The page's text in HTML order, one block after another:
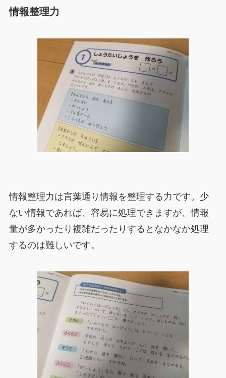
情報整理力
情報整理力は言葉通り情報を整理する力です。少
ない情報であれば、容易に処理できますが、情報
量が多かったり複雑だったりするとなかなか処理
するのは難しいです。